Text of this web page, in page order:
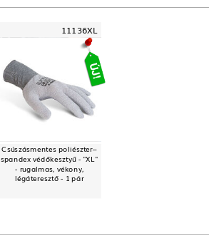
11136XL
Csúszásmentes poliészter–
spandex védőkesztyű - "XL"
- rugalmas, vékony,
légáteresztő - 1 pár